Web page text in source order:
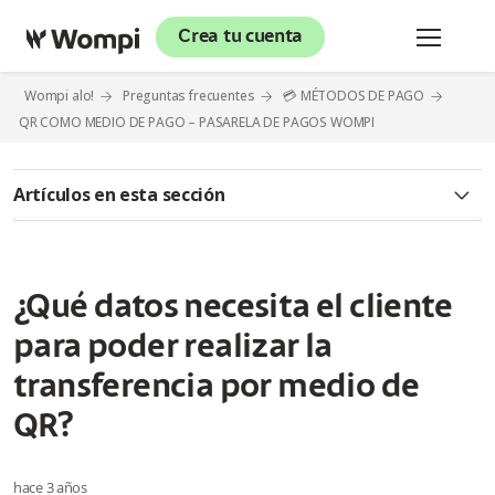
Crea tu cuenta
Wompi alo! Preguntas frecuentes
💳 MÉTODOS DE PAGO
QR COMO MEDIO DE PAGO – PASARELA DE PAGOS WOMPI
Artículos en esta sección
¿Cómo puedo tener QR bajo el modelo agregador?
¿Qué requisitos o documentos son exigidos para tener
habilitado QR?
¿Cuál es el tiempo transcurrido para que el medio de pago de
QR quede habilitado y pueda transar?
¿Cómo visualizo el abono de las ventas realizadas por el
¿Qué datos necesita el cliente
para poder realizar la
transferencia por medio de
QR?
hace 3 años